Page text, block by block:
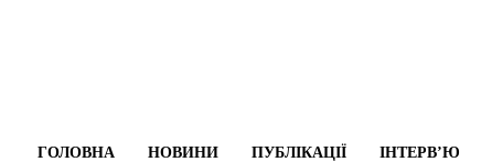
ГОЛОВНА НОВИНИ ПУБЛІКАЦІЇ ІНТЕРВʼЮ